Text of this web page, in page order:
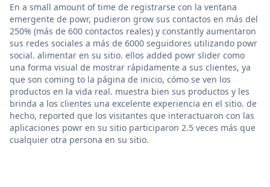
En a small amount of time de registrarse con la ventana
emergente de powr, pudieron grow sus contactos en más del
250% (más de 600 contactos reales) y constantly aumentaron
sus redes sociales a más de 6000 seguidores utilizando powr
social. alimentar en su sitio. ellos added powr slider como
una forma visual de mostrar rápidamente a sus clientes, ya
que son coming to la página de inicio, cómo se ven los
productos en la vida real. muestra bien sus productos y les
brinda a los clientes una excelente experiencia en el sitio. de
hecho, reported que los visitantes que interactuaron con las
aplicaciones powr en su sitio participaron 2.5 veces más que
cualquier otra persona en su sitio.